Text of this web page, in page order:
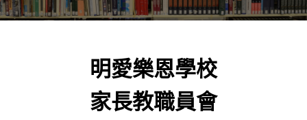
明愛樂恩學校
家長教職員會